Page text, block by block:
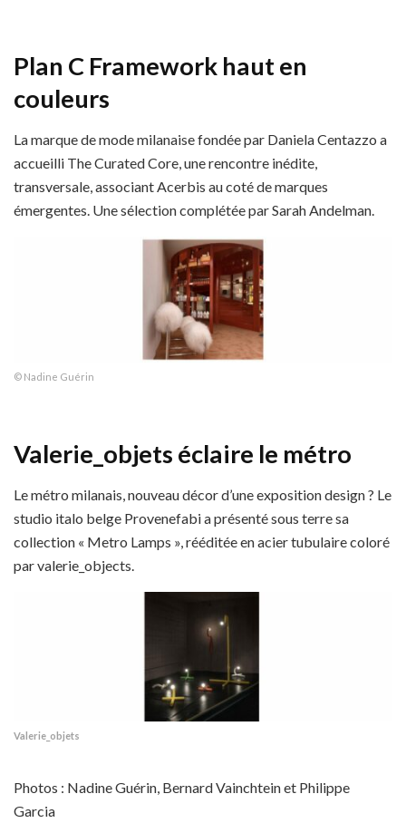
Plan C Framework haut en
couleurs
La marque de mode milanaise fondée par Daniela Centazzo a
accueilli The Curated Core, une rencontre inédite,
transversale, associant Acerbis au coté de marques
émergentes. Une sélection complétée par Sarah Andelman.
© Nadine Guérin
Valerie_objets éclaire le métro
Le métro milanais, nouveau décor d’une exposition design ? Le
studio italo belge Provenefabi a présenté sous terre sa
collection « Metro Lamps », rééditée en acier tubulaire coloré
par valerie_objects.
Valerie_objets
Photos : Nadine Guérin, Bernard Vainchtein et Philippe
Garcia